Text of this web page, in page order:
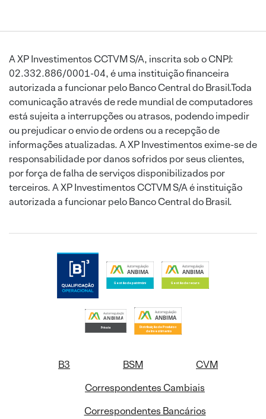
A XP Investimentos CCTVM S/A, inscrita sob o CNPJ:
02.332.886/0001-04, é uma instituição financeira
autorizada a funcionar pelo Banco Central do Brasil.Toda
comunicação através de rede mundial de computadores
está sujeita a interrupções ou atrasos, podendo impedir
ou prejudicar o envio de ordens ou a recepção de
informações atualizadas. A XP Investimentos exime-se de
responsabilidade por danos sofridos por seus clientes,
por força de falha de serviços disponibilizados por
terceiros. A XP Investimentos CCTVM S/A é instituição
autorizada a funcionar pelo Banco Central do Brasil.
B3 BSM
CVM
Correspondentes Cambiais
Correspondentes Bancários